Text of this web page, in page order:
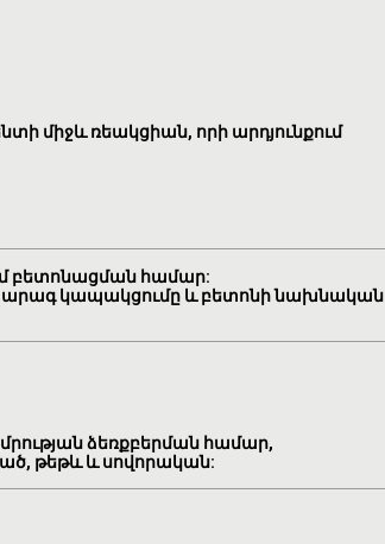
միջև ռեակցիան, որի արդյունքում
բետոնացման համար:
է արագ կապակցումը և բետոնի նախնական
ձեռքբերման համար,
թեթև և սովորական: